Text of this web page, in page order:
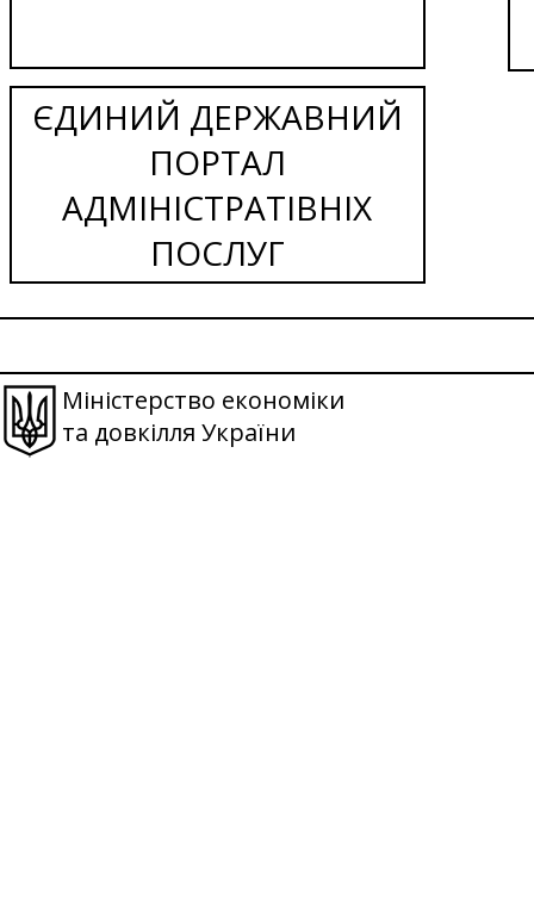
ЄДИНИЙ ДЕРЖАВНИЙ
ПОРТАЛ
АДМІНІСТРАТІВНІХ
ПОСЛУГ
Міністерство економіки
та довкілля України